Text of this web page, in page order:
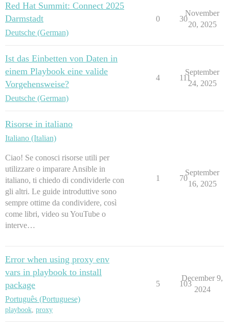
Red Hat Summit: Connect 2025
Darmstadt
Deutsche (German)
0 30
November
20, 2025
Ist das Einbetten von Daten in
einem Playbook eine valide
Vorgehensweise?
Deutsche (German)
4 111
September
24, 2025
Risorse in italiano
Italiano (Italian)
Ciao! Se conosci risorse utili per
utilizzare o imparare Ansible in
italiano, ti chiedo di condividerle con
gli altri. Le guide introduttive sono
sempre ottime da condividere, così
come libri, video su YouTube o
interve…
1 70
September
16, 2025
Error when using proxy env
vars in playbook to install
package
Português (Portuguese)
playbook, proxy
5 103
December 9,
2024